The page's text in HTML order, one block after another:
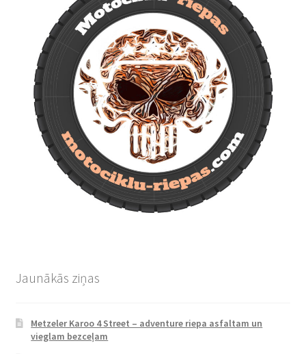
Jaunākās ziņas
Metzeler Karoo 4 Street – adventure riepa asfaltam un
vieglam bezceļam